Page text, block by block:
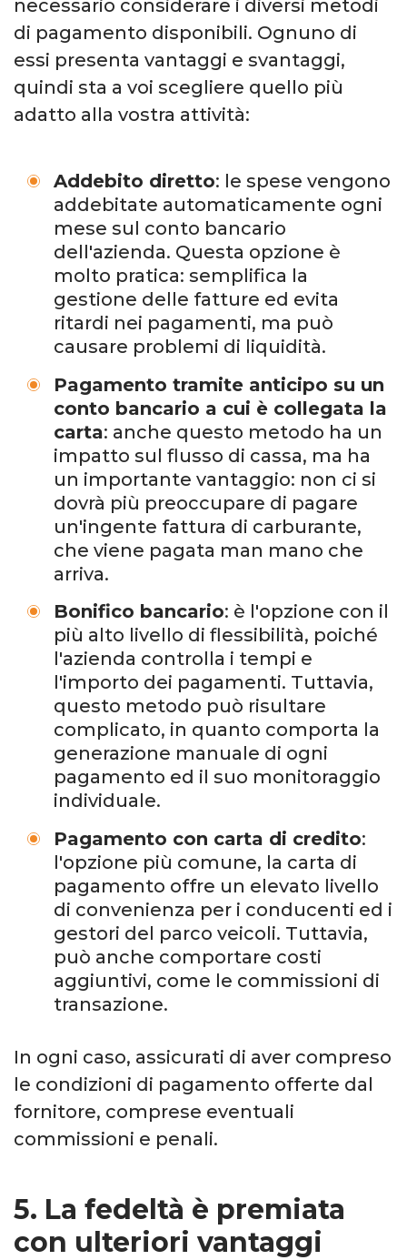
necessario considerare i diversi metodi
di pagamento disponibili. Ognuno di
essi presenta vantaggi e svantaggi,
quindi sta a voi scegliere quello più
adatto alla vostra attività:
Addebito diretto: le spese vengono
addebitate automaticamente ogni
mese sul conto bancario
dell'azienda. Questa opzione è
molto pratica: semplifica la
gestione delle fatture ed evita
ritardi nei pagamenti, ma può
causare problemi di liquidità.
Pagamento tramite anticipo su un
conto bancario a cui è collegata la
carta: anche questo metodo ha un
impatto sul flusso di cassa, ma ha
un importante vantaggio: non ci si
dovrà più preoccupare di pagare
un'ingente fattura di carburante,
che viene pagata man mano che
arriva.
Bonifico bancario: è l'opzione con il
più alto livello di flessibilità, poiché
l'azienda controlla i tempi e
l'importo dei pagamenti. Tuttavia,
questo metodo può risultare
complicato, in quanto comporta la
generazione manuale di ogni
pagamento ed il suo monitoraggio
individuale.
Pagamento con carta di credito:
l'opzione più comune, la carta di
pagamento offre un elevato livello
di convenienza per i conducenti ed i
gestori del parco veicoli. Tuttavia,
può anche comportare costi
aggiuntivi, come le commissioni di
transazione.
In ogni caso, assicurati di aver compreso
le condizioni di pagamento offerte dal
fornitore, comprese eventuali
commissioni e penali.
5. La fedeltà è premiata
con ulteriori vantaggi